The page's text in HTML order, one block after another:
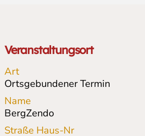
Veranstaltungsort
Art
Ortsgebundener Termin
Name
BergZendo
Straße Haus-Nr